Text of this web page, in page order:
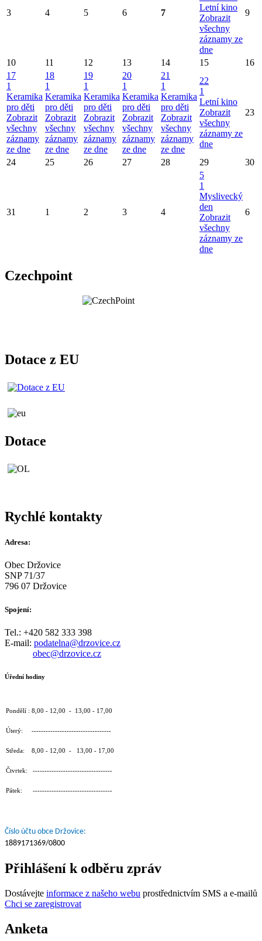
3 4 5 6 7
Letní kino
Zobrazit
všechny
záznamy ze
dne
9
10 11 12 13 14 15
16
17
1
Keramika
pro děti
Zobrazit
všechny
záznamy
ze dne
18
1
Keramika
pro děti
Zobrazit
všechny
záznamy
ze dne
19
1
Keramika
pro děti
Zobrazit
všechny
záznamy
ze dne
20
1
Keramika
pro děti
Zobrazit
všechny
záznamy
ze dne
21
1
Keramika
pro děti
Zobrazit
všechny
záznamy
ze dne
22
1
Letní kino
Zobrazit
všechny
záznamy ze
dne
23
24 25 26 27 28 29 30
31 1 2 3 4
5
1
Myslivecký
den
Zobrazit
všechny
záznamy ze
dne
6
Czechpoint
Dotace z EU
Dotace
Rychlé kontakty
Adresa:
Obec Držovice
SNP 71/37
796 07 Držovice
Spojení:
Tel.: +420 582 333 398
E-mail: podatelna@drzovice.cz
obec@drzovice.cz
Úřední hodiny
Pondělí : 8,00 - 12,00 - 13,00 - 17,00
Úterý: ----------------------------------
Středa: 8,00 - 12,00 - 13,00 - 17,00
Čtvrtek: ----------------------------------
Pátek: ----------------------------------
Číslo účtu obce Držovice:
1889171369/0800
Přihlášení k odběru zpráv
Dostávejte informace z našeho webu prostřednictvím SMS a e-mailů
Chci se zaregistrovat
Anketa